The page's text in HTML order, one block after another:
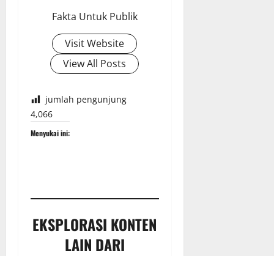
Fakta Untuk Publik
Visit Website
View All Posts
jumlah pengunjung
4,066
Menyukai ini:
EKSPLORASI KONTEN
LAIN DARI